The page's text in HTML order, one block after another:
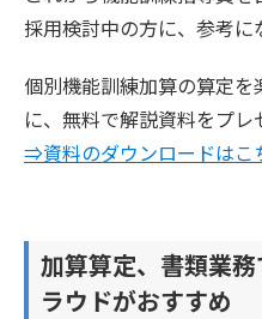
採用検討中の方に、参考に
個別機能訓練加算の算定
に、無料で解説資料をプレ
⇒資料のダウンロードはこ
加算算定、書類業
ラウドがおすすめ